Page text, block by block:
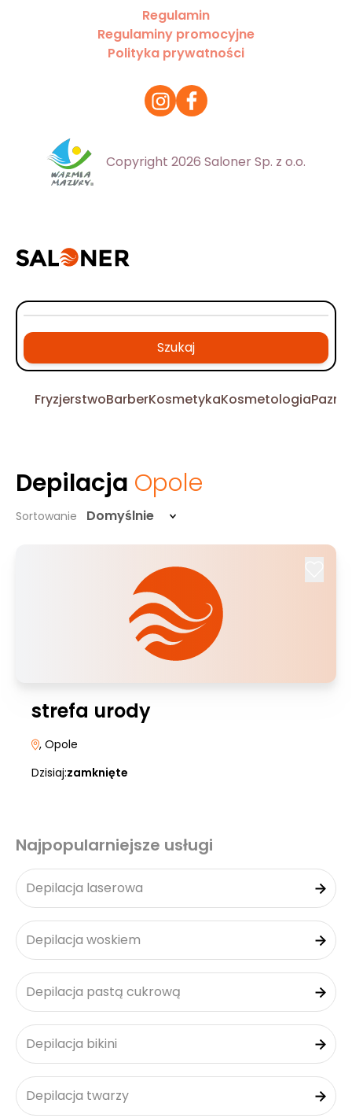
Regulamin
Regulaminy promocyjne
Polityka prywatności
Copyright 2026 Saloner Sp. z o.o.
Szukaj
FryzjerstwoBarberKosmetykaKosmetologia
Depilacja Opole
Sortowanie Domyślnie
strefa urody
, Opole
Dzisiaj:zamknięte
Najpopularniejsze usługi
Depilacja laserowa
Depilacja woskiem
Depilacja pastą cukrową
Depilacja bikini
Depilacja twarzy